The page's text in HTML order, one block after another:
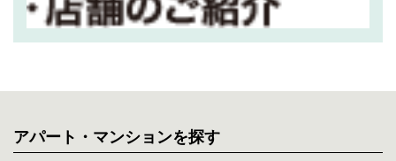
アパート・マンションを探す